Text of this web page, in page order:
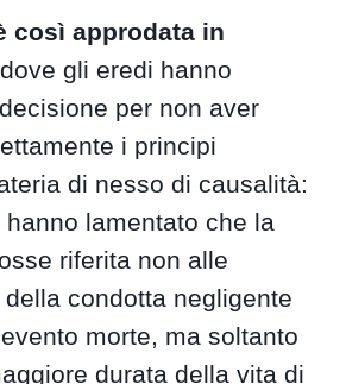
così approdata in
gli eredi hanno
per non aver
i principi
di nesso di causalità:
lamentato che la
riferita non alle
condotta negligente
morte, ma soltanto
durata della vita di